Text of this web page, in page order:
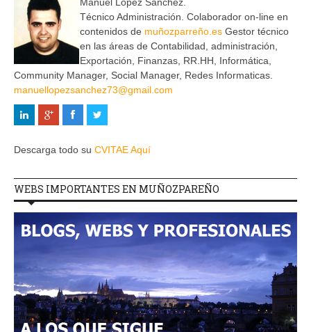
Manuel Lopez Sanchez.
Técnico Administración. Colaborador on-line en
contenidos de muñozparreño.es Gestor técnico
en las áreas de Contabilidad, administración,
Exportación, Finanzas, RR.HH, Informática,
Community Manager, Social Manager, Redes Informaticas.
manuellopezsanchez73@gmail.com
Descarga todo su CVITAE Aquí
WEBS IMPORTANTES EN MUÑOZPAREÑO